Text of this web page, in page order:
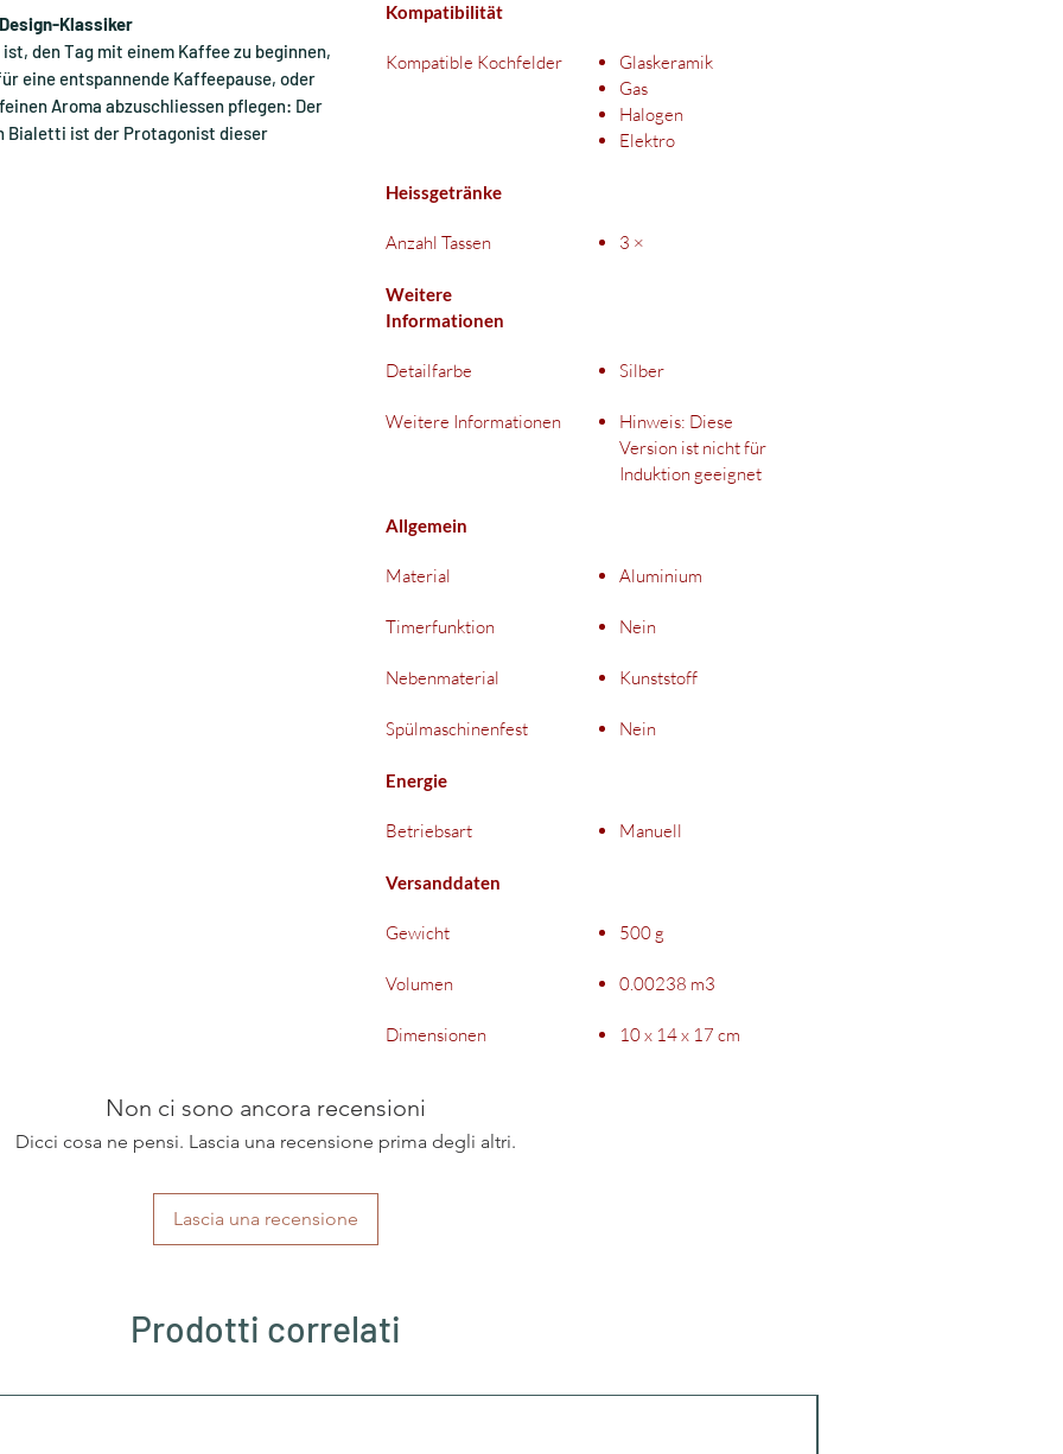
Klassiker
den Tag mit einem Kaffee zu beginnen,
eine entspannende Kaffeepause, oder
Aroma abzuschliessen pflegen: Der
Bialetti ist der Protagonist dieser
Kompatibilität
Kompatible Kochfelder
Glaskeramik
Gas
Halogen
Elektro
Heissgetränke
Anzahl Tassen 3 ×
Weitere
Informationen
Detailfarbe Silber
Weitere Informationen
Hinweis: Diese
Version ist nicht für
Induktion geeignet
Allgemein
Material Aluminium
Timerfunktion Nein
Nebenmaterial Kunststoff
Spülmaschinenfest Nein
Energie
Betriebsart Manuell
Versanddaten
Gewicht 500 g
Volumen 0.00238 m3
Dimensionen 10 x 14 x 17 cm
Non ci sono ancora recensioni
Dicci cosa ne pensi. Lascia una recensione prima degli altri.
Lascia una recensione
Prodotti correlati